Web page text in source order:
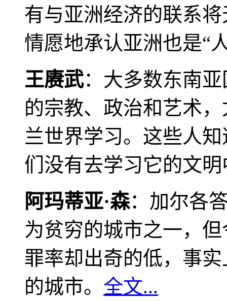
有与亚洲经济的联系
情愿地承认亚洲也是“
王赓武：大多数东南
的宗教、政治和艺术
兰世界学习。这些人
们没有去学习它的文
阿玛蒂亚·森：加尔各
为贫穷的城市之一，
罪率却出奇的低，事
的城市。 全文...